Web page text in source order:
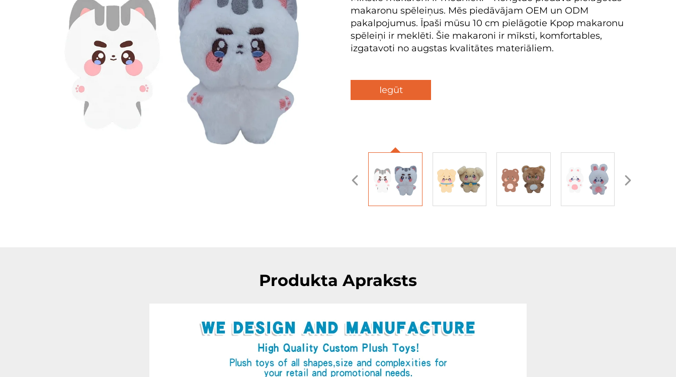
makaronu spēleiņus. Mēs piedāvājam OEM un ODM
pakalpojumus. Īpaši mūsu 10 cm pielāgotie Kpop makaronu
spēleiņi ir meklēti. Šie makaroni ir mīksti, komfortables,
izgatavoti no augstas kvalitātes materiāliem.
Iegūt
Produkta Apraksts